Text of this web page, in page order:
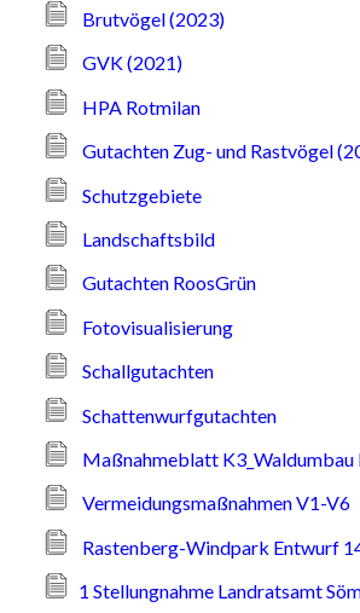
Brutvögel (2023)
GVK (2021)
HPA Rotmilan
Gutachten Zug- und Rastvögel
Schutzgebiete
Landschaftsbild
Gutachten RoosGrün
Fotovisualisierung
Schallgutachten
Schattenwurfgutachten
Maßnahmeblatt K3_Waldumbau
Vermeidungsmaßnahmen V1-V6
Rastenberg-Windpark Entwurf
1 Stellungnahme Landratsamt